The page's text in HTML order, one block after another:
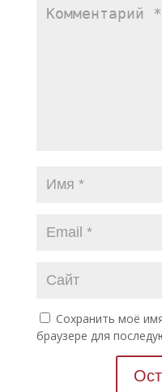
Сохранить моё
браузере для